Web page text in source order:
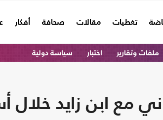
تغطيات مقالات صحافة أفكار
ملفات وتقارير اختبار سياسة دولية
مع ابن زايد خلال